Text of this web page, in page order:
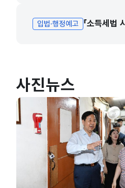
입법·행정예고 「소득세법
사진뉴스